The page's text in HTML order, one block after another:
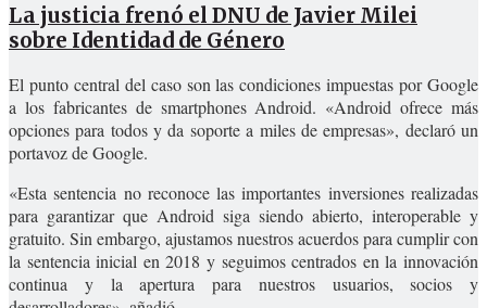
La justicia frenó el DNU de Javier Milei
sobre Identidad de Género
El punto central del caso son las condiciones impuestas por Google
a los fabricantes de smartphones Android. «Android ofrece más
opciones para todos y da soporte a miles de empresas», declaró un
portavoz de Google.
«Esta sentencia no reconoce las importantes inversiones realizadas
para garantizar que Android siga siendo abierto, interoperable y
gratuito. Sin embargo, ajustamos nuestros acuerdos para cumplir con
la sentencia inicial en 2018 y seguimos centrados en la innovación
continua y la apertura para nuestros usuarios, socios y